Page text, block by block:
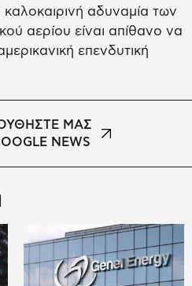
αδυναμία των
αερίου είναι απίθανο να
επενδυτική
ΜΑΣ
NEWS